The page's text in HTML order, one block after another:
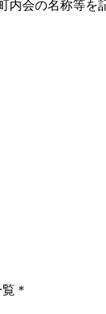
内会の名称等を
＊